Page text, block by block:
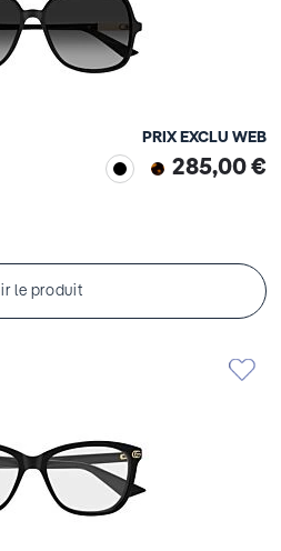
PRIX EXCLU WEB
285,00 €
le produit